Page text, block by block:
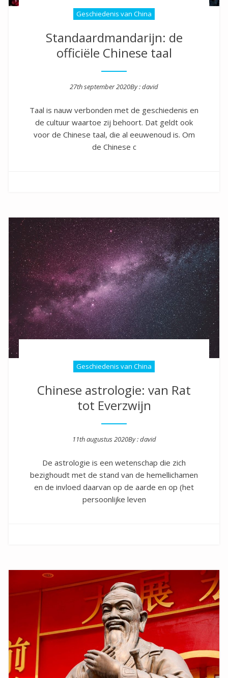
Geschiedenis van China
Standaardmandarijn: de
officiële Chinese taal
Posted on
27th september 2020By :david
Taal is nauw verbonden met de geschiedenis en
de cultuur waartoe zij behoort. Dat geldt ook
voor de Chinese taal, die al eeuwenoud is. Om
de Chinese c
Geschiedenis van China
Chinese astrologie: van Rat
tot Everzwijn
Posted on
11th augustus 2020By :david
De astrologie is een wetenschap die zich
bezighoudt met de stand van de hemellichamen
en de invloed daarvan op de aarde en op (het
persoonlijke leven